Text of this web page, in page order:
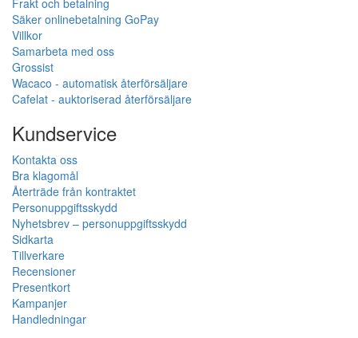
Frakt och betalning
Säker onlinebetalning GoPay
Villkor
Samarbeta med oss
Grossist
Wacaco - automatisk återförsäljare
Cafelat - auktoriserad återförsäljare
Kundservice
Kontakta oss
Bra klagomål
Återträde från kontraktet
Personuppgiftsskydd
Nyhetsbrev – personuppgiftsskydd
Sidkarta
Tillverkare
Recensioner
Presentkort
Kampanjer
Handledningar